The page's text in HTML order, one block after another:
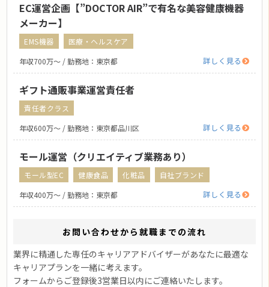
EC運営企画【”DOCTOR AIR”で有名な美容健康機器
メーカー】
EMS機器
医療・ヘルスケア
年収700万〜 / 勤務地：東京都
詳しく見る
ギフト通販事業運営責任者
責任者クラス
年収600万〜 / 勤務地：東京都品川区
詳しく見る
モール運営（クリエイティブ業務あり）
モール型EC 健康食品 化粧品
自社ブランド
年収400万〜 / 勤務地：東京都
詳しく見る
お問い合わせから就職までの流れ
業界に精通した専任のキャリアアドバイザーがあなたに最適な
キャリアプランを一緒に考えます。
フォームからご登録後3営業日以内にご連絡いたします。